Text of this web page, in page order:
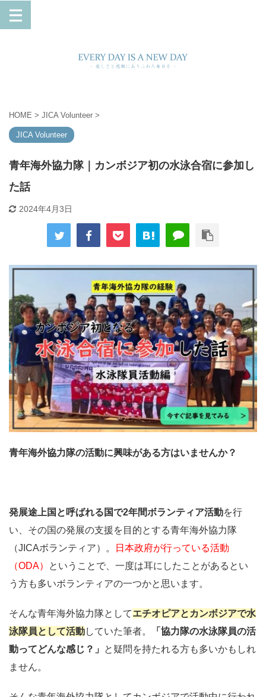
HOME > JICA Volunteer >
JICA Volunteer
青年海外協力隊｜カンボジア初の水泳合宿に参加し
た話
2024年4月3日
青年海外協力隊の活動に興味がある方はいませんか？
発展途上国と呼ばれる国で2年間ボランティア活動を行
い、その国の発展の支援を目的とする青年海外協力隊
（JICAボランティア）。
日本政府が行っている活動
（ODA）
ということで、一度は耳にしたことがあるとい
う方も多いボランティアの一つかと思います。
そんな青年海外協力隊としてエチオピアとカンボジアで水
泳隊員として活動していた筆者。
「協力隊の水泳隊員の活
動ってどんな感じ？」
と疑問を持たれる方も多いかもしれ
ません。